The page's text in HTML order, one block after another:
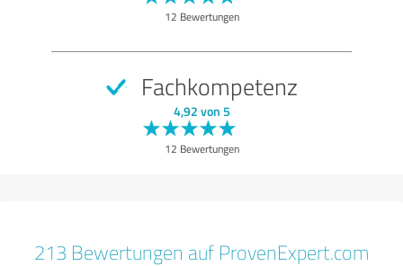
12 Bewertungen
Fachkompetenz
4,92 von 5
12 Bewertungen
213 Bewertungen auf ProvenExpert.com